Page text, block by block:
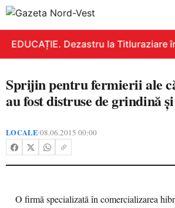
EDUCAȚIE. Dezastru la Titluraziare
Sprijin pentru fermierii ale
au fost distruse de grindină
LOCALE•08.06.2015 00:00
O firmă specializată în comercializarea